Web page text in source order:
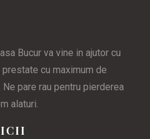
Bucur va vine in ajutor cu
cu maximum de
pare rau pentru pierderea
alaturi.